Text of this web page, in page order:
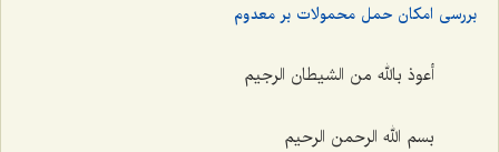
بررسی امکان حمل محمولات بر معدوم
أعوذ بالله من الشیطان الرجیم
بسم الله الرحمن الرحیم‌